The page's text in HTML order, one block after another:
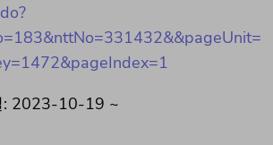
: 2023-10-19 ~